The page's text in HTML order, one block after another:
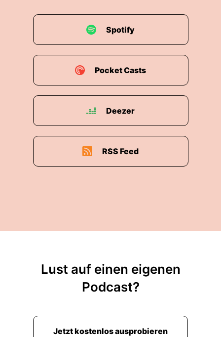
Spotify
Pocket Casts
Deezer
RSS Feed
Lust auf einen eigenen
Podcast?
Jetzt kostenlos ausprobieren